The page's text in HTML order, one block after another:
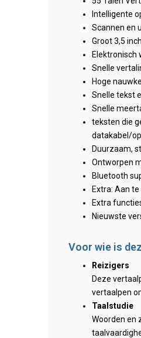
Intelligente
Scannen en
Groot 3,5
Elektronisch
Snelle
Hoge
Snelle tekst
Snelle
teksten die
datakabel/
Duurzaam,
Ontworpen
Bluetooth
Extra: Aan
Extra
Nieuwste
Voor wie is
Reizigers
Deze
vertaalpen
Taalstudie
Woorden en